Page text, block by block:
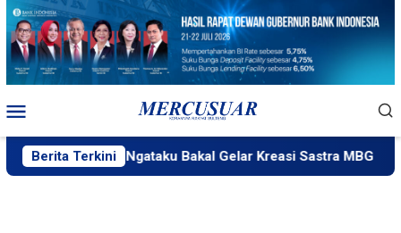
Loncat
konten
Mobile
Berita Terkini
PlakPlik Ngataku Bakal Gelar Kreasi Sastra MBG